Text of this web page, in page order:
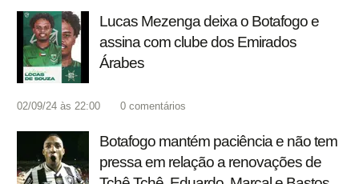
Lucas Mezenga deixa o Botafogo e
assina com clube dos Emirados
Árabes
02/09/24 às 22:00 0 comentários
Botafogo mantém paciência e não tem
pressa em relação a renovações de